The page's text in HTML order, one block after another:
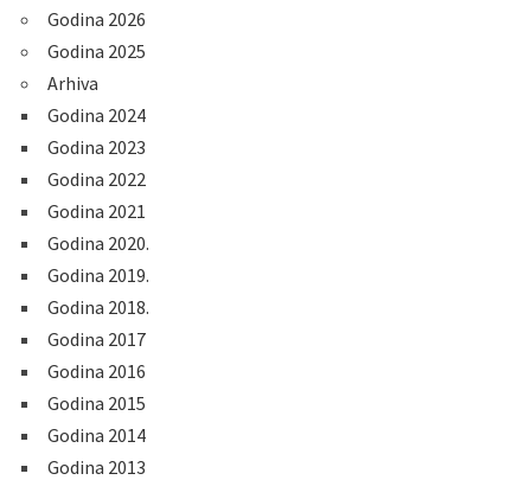
Godina 2026
Godina 2025
Arhiva
Godina 2024
Godina 2023
Godina 2022
Godina 2021
Godina 2020.
Godina 2019.
Godina 2018.
Godina 2017
Godina 2016
Godina 2015
Godina 2014
Godina 2013